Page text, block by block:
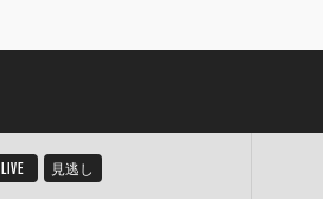
LIVE 見逃し